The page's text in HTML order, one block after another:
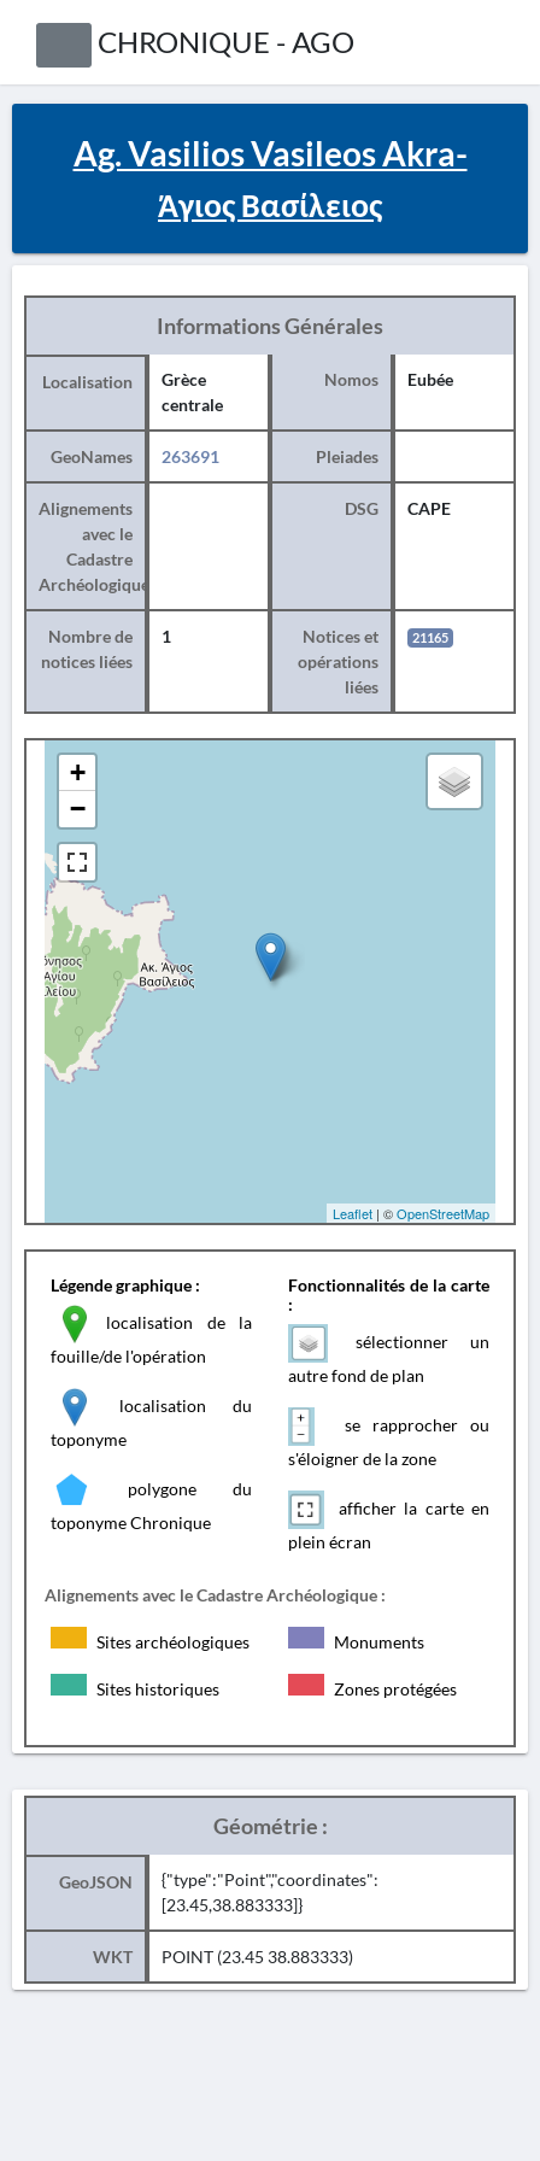
CHRONIQUE - AGO
Ag. Vasilios Vasileos Akra-
Άγιος Βασίλειος
Informations Générales
Localisation
Grèce
centrale
Nomos Eubée
GeoNames 263691 Pleiades
Alignements
avec le
Cadastre
Archéologique
DSG CAPE
Nombre de
notices liées
1
Notices et
opérations
liées
21165
+
−
Leaflet | ©OpenStreetMap
Légende graphique :
localisation de la
fouille/de l'opération
localisation du
toponyme
polygone du
toponyme Chronique
Fonctionnalités de la carte
:
sélectionner un
autre fond de plan
se rapprocher ou
s'éloigner de la zone
afficher la carte en
plein écran
Alignements avec le Cadastre Archéologique :
Sites archéologiques Monuments
Sites historiques Zones protégées
Géométrie :
GeoJSON
{"type":"Point","coordinates":
[23.45,38.883333]}
WKT POINT (23.45 38.883333)